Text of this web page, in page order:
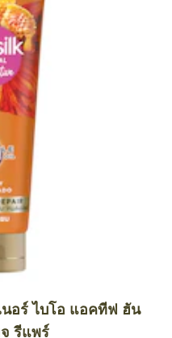
อร์ ไบโอ แอคทีฟ ฮัน
รีแพร์